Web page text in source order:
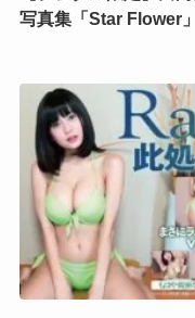
写真集「Star Flower」